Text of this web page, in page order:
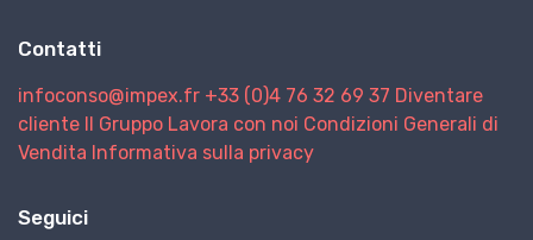
Contatti
infoconso@impex.fr +33 (0)4 76 32 69 37 Diventare
cliente Il Gruppo Lavora con noi Condizioni Generali di
Vendita Informativa sulla privacy
Seguici